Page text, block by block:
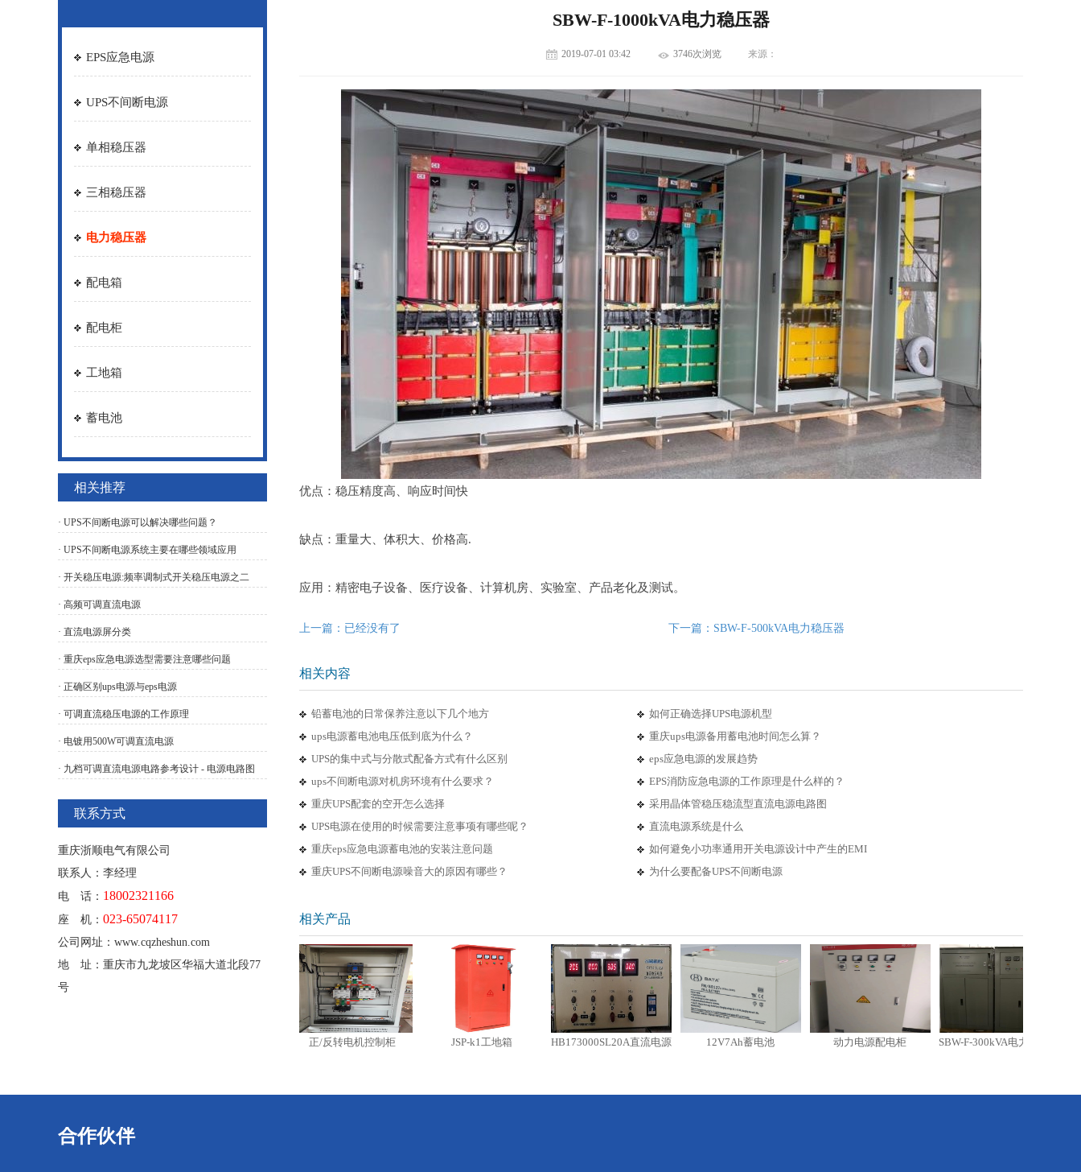
1 2
EPS应急电源
UPS不间断电源
单相稳压器
三相稳压器
电力稳压器
配电箱
配电柜
工地箱
蓄电池
相关推荐
· UPS不间断电源可以解决哪些问题？
· UPS不间断电源系统主要在哪些领域应用
· 开关稳压电源:频率调制式开关稳压电源之二
· 高频可调直流电源
· 直流电源屏分类
· 重庆eps应急电源选型需要注意哪些问题
· 正确区别ups电源与eps电源
· 可调直流稳压电源的工作原理
· 电镀用500W可调直流电源
· 九档可调直流电源电路参考设计 - 电源电路图
联系方式
重庆浙顺电气有限公司
联系人：李经理
电 话： 18002321166
座 机： 023-65074117
公司网址：www.cqzheshun.com
地 址：重庆市九龙坡区华福大道北段77
号
SBW-F-1000kVA电力稳压器
2019-07-01 03:42 3746次浏览 来源：
优点：稳压精度高、响应时间快
缺点：重量大、体积大、价格高.
应用：精密电子设备、医疗设备、计算机房、实验室、产品老化及测试。
上一篇：已经没有了 下一篇：SBW-F-500kVA电力稳压器
相关内容
铅蓄电池的日常保养注意以下几个地方
如何正确选择UPS电源机型
ups电源蓄电池电压低到底为什么？
重庆ups电源备用蓄电池时间怎么算？
UPS的集中式与分散式配备方式有什么区别
eps应急电源的发展趋势
ups不间断电源对机房环境有什么要求？
EPS消防应急电源的工作原理是什么样的？
重庆UPS配套的空开怎么选择
采用晶体管稳压稳流型直流电源电路图
UPS电源在使用的时候需要注意事项有哪些呢？
直流电源系统是什么
重庆eps应急电源蓄电池的安装注意问题
如何避免小功率通用开关电源设计中产生的EMI
重庆UPS不间断电源噪音大的原因有哪些？
为什么要配备UPS不间断电源
相关产品
正/反转电机控制柜 JSP-k1工地箱 HB173000SL20A直流电源 12V7Ah蓄电池 动力电源配电柜 SBW-F-300kVA电力稳压器
合作伙伴